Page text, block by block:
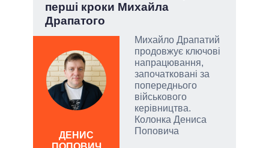
перші кроки Михайла
Драпатого
Михайло Драпатий
продовжує ключові
напрацювання,
започатковані за
попереднього
військового
керівництва.
Колонка Дениса
Поповича
ДЕНИС